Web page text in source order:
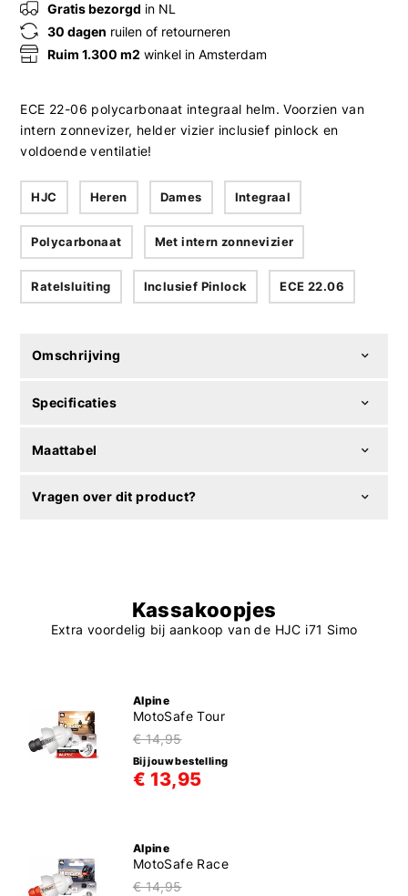
Gratis bezorgd in NL
30 dagen ruilen of retourneren
Ruim 1.300 m2 winkel in Amsterdam
ECE 22-06 polycarbonaat integraal helm. Voorzien van
intern zonnevizer, helder vizier inclusief pinlock en
voldoende ventilatie!
HJC Heren Dames Integraal
Polycarbonaat Met intern zonnevizier
Ratelsluiting Inclusief Pinlock ECE 22.06
Omschrijving
Specificaties
Maattabel
Vragen over dit product?
Kassakoopjes
Extra voordelig bij aankoop van de HJC i71 Simo
Alpine
MotoSafe Tour
€ 14,95
Bij jouw bestelling
€ 13,95
Alpine
MotoSafe Race
€ 14,95